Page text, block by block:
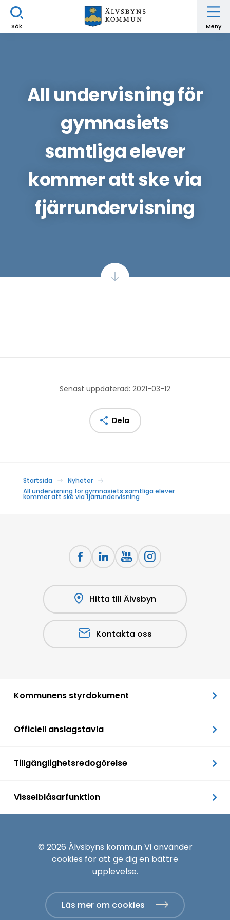
Sök Meny
All undervisning för
gymnasiets
samtliga elever
kommer att ske via
fjärrundervisning
Senast uppdaterad: 2021-03-12
Dela
Startsida
Nyheter
All undervisning för gymnasiets samtliga elever
kommer att ske via fjärrundervisning
Hitta till Älvsbyn
Kontakta oss
Kommunens styrdokument
Officiell anslagstavla
Tillgänglighetsredogörelse
Visselblåsarfunktion
© 2026 Älvsbyns kommun Vi använder
cookies för att ge dig en bättre
upplevelse.
Läs mer om cookies